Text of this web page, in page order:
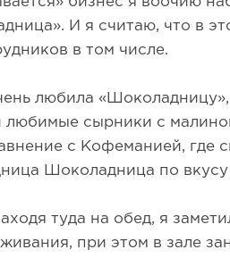
И я считаю, что в
в том числе.
любила
любимые сырники с
с Кофеманией, где
Шоколадница по вкусу
туда на обед, я
при этом в зале